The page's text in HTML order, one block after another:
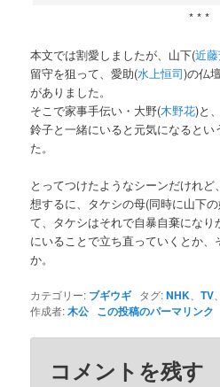
* * *
本文では割愛しましたが、山下(近
留守を狙って、愛助(水上恒司)の仏
がありました。
そこで家事手伝い・大野(木野花)と
鈴子と一緒にいると元気になるとい
た。
とってつけたようなシーンだけれ
想するに、タケシの母(同時に山下
て、タケシはそれで自暴自棄にな
にいることで立ち直っていくとか、
か。
カテゴリー: ブギウギタグ:NHK 、TV
作成者:木公 この投稿のパーマリンク
コメントを残す